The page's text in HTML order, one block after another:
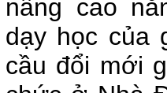
nâng cao
dạy học của
cầu đổi mới